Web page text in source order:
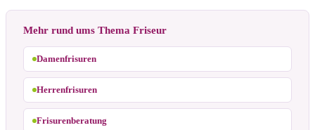
Mehr rund ums Thema Friseur
Damenfrisuren
Herrenfrisuren
Frisurenberatung